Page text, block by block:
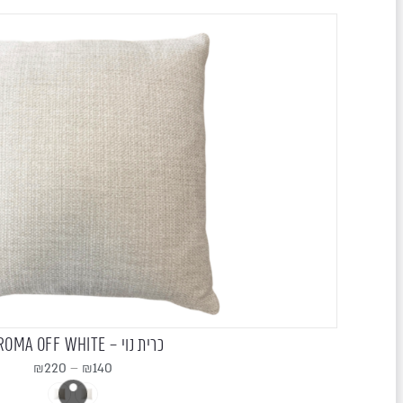
כרית נוי – EXROMA OFF WHITE
₪140
–
₪220